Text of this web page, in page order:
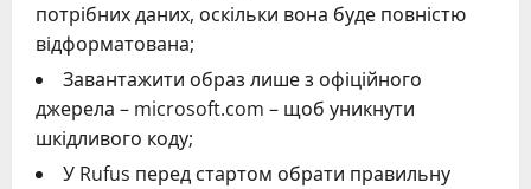
потрібних даних, оскільки вона буде повністю
відформатована;
Завантажити образ лише з офіційного
джерела – microsoft.com – щоб уникнути
шкідливого коду;
У Rufus перед стартом обрати правильну